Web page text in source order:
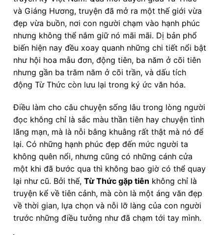
và Giáng Hương, truyện đã mở ra một thế giới vừa
đẹp vừa buồn, nơi con người chạm vào hạnh phúc
nhưng không thể nắm giữ nó mãi mãi. Dị bản phổ
biến hiện nay đều xoay quanh những chi tiết nổi bật
như hội hoa mẫu đơn, động tiên, ba năm ở cõi tiên
nhưng gần ba trăm năm ở cõi trần, và dấu tích
động Từ Thức còn lưu lại trong ký ức văn hóa.
Điều làm cho câu chuyện sống lâu trong lòng người
đọc không chỉ là sắc màu thần tiên hay chuyện tình
lãng mạn, mà là nỗi bâng khuâng rất thật mà nó để
lại. Có những hạnh phúc đẹp đến mức người ta
không quên nổi, nhưng cũng có những cánh cửa
một khi đã bước qua thì không bao giờ có thể quay
lại như cũ. Bởi thế, Từ Thức gặp tiên không chỉ là
truyện kể về tiên cảnh, mà còn là một áng văn đẹp
về thời gian, lựa chọn và nỗi lỡ làng của con người
trước những điều tưởng như đã chạm tới tay mình.